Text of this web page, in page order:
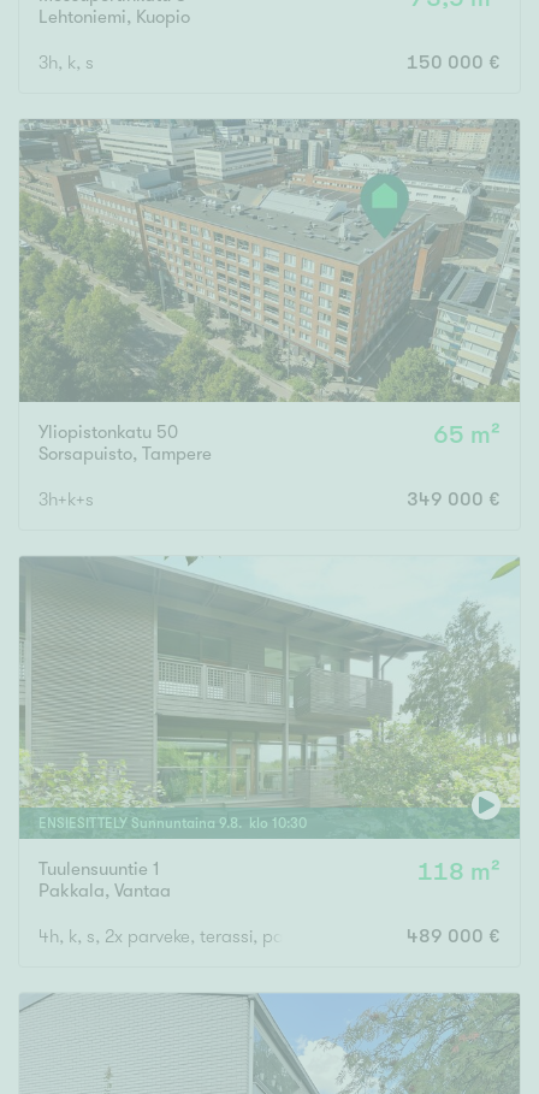
Lehtoniemi, Kuopio
3h, k, s 150 000 €
Yliopistonkatu 50
Sorsapuisto, Tampere
65 m²
3h+k+s 349 000 €
ENSIESITTELY Sunnuntaina 9.8 . klo 10:30
Tuulensuuntie 1
Pakkala, Vantaa
118 m²
4h, k, s, 2x parveke, terassi, parvi, ulkovarasto 489 000 €